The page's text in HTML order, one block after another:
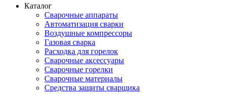
Каталог
Сварочные аппараты
Автоматизация сварки
Воздушные компрессоры
Газовая сварка
Расходка для горелок
Сварочные аксессуары
Сварочные горелки
Сварочные материалы
Средства защиты сварщика